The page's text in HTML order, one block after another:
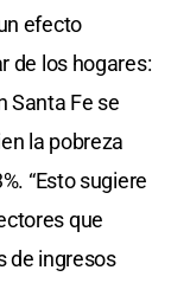
efecto
de los hogares:
Santa Fe se
la pobreza
“Esto sugiere
que
de ingresos